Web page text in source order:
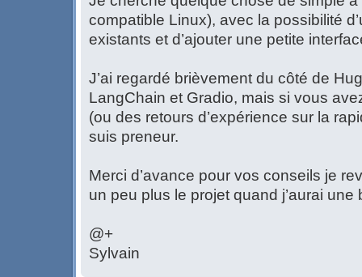
compatible Linux), avec la possibilité
existants et d’ajouter une petite
J’ai regardé brièvement du côté de
LangChain et Gradio, mais si vous
(ou des retours d’expérience sur la
suis preneur.
Merci d’avance pour vos conseils je
un peu plus le projet quand j’aurai une
@+
Sylvain